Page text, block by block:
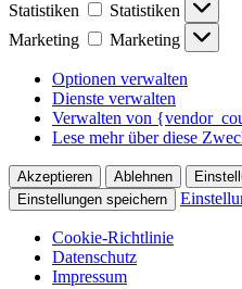
Statistiken
Statistiken
Marketing
Marketing
Optionen verwalten
Dienste verwalten
Verwalten von
Lese mehr über diese
Akzeptieren Ablehnen
Einstellungen speichern
Cookie-Richtlinie
Datenschutz
Impressum